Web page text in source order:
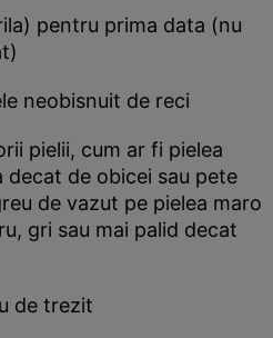
pentru prima data (nu
neobisnuit de reci
pielii, cum ar fi pielea
decat de obicei sau pete
de vazut pe pielea maro
gri sau mai palid decat
de trezit